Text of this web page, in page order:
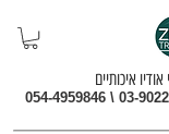
03-
\
054-4959846
איכותיים